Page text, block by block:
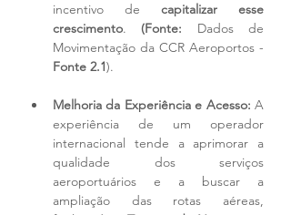
incentivo de capitalizar esse
crescimento. (Fonte: Dados de
Fonte 2.1).
Melhoria da Experiência e Acesso: A
experiência de um operador
internacional tende a aprimorar a
qualidade dos serviços
aeroportuários e a buscar a
ampliação das rotas aéreas,